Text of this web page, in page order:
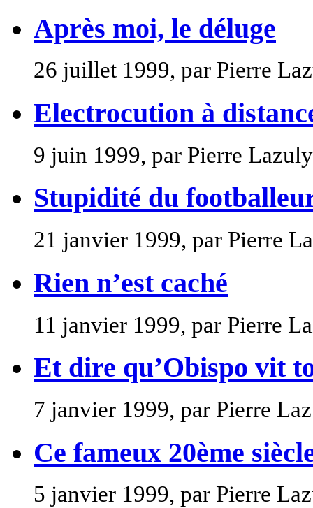
Après moi, le déluge
26 juillet 1999, par Pierre
Electrocution à
9 juin 1999, par Pierre Lazuly
Stupidité du
21 janvier 1999, par Pierre
Rien n’est caché
11 janvier 1999, par Pierre
Et dire qu’Obispo vit
7 janvier 1999, par Pierre
Ce fameux 20ème
5 janvier 1999, par Pierre